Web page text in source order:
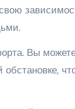
Вы